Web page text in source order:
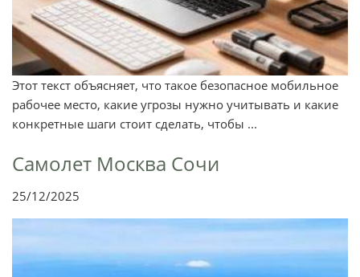
Этот текст объясняет, что такое безопасное мобильное
рабочее место, какие угрозы нужно учитывать и какие
конкретные шаги стоит сделать, чтобы ...
Самолет Москва Сочи
25/12/2025